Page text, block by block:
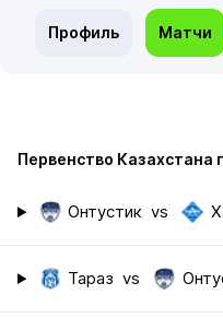
Профиль Матчи
Первенство Казахстана
Онтустик vs
Тараз vs